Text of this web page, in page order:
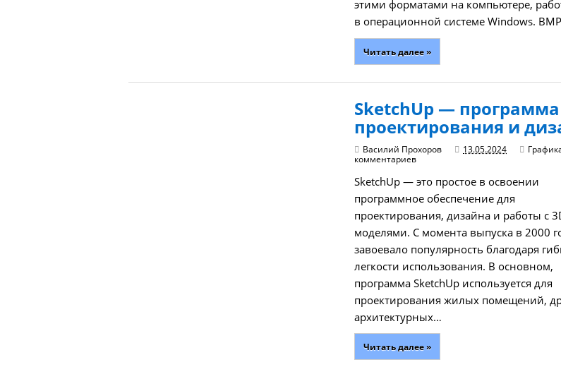
этими форматами на компьютере,
в операционной системе Windows.
Читать далее »
SketchUp —
проектирования и
Василий Прохоров 13.05.2024
комментариев
SketchUp — это простое в освоении
программное обеспечение для
проектирования, дизайна и работы с
моделями. С момента выпуска в 2000
завоевало популярность благодаря
легкости использования. В основном,
программа SketchUp используется для
проектирования жилых помещений,
архитектурных…
Читать далее »